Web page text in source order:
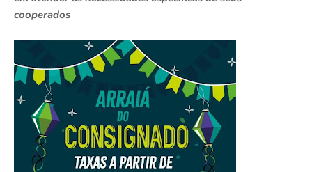
cooperados